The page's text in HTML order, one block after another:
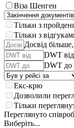
Віза Шенген
Тільки з
Тільки з
Досвід
DWT від
DWT до
Екс-крю
Дозволили
Тільки
Переглянуто
Виберіть...